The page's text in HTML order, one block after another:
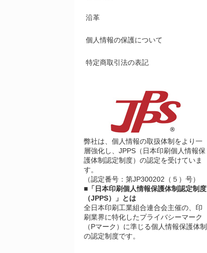
沿革
個人情報の保護について
特定商取引法の表記
弊社は、個人情報の取扱体制をより一
層強化し、JPPS（日本印刷個人情報保
護体制認定制度）の認定を受けていま
す。
（認定番号：第JP300202（５）号）
■「日本印刷個人情報保護体制認定制度
（JPPS）」とは
全日本印刷工業組合連合会主催の、印
刷業界に特化したプライバシーマーク
（Pマーク）に準じる個人情報保護体制
の認定制度です。